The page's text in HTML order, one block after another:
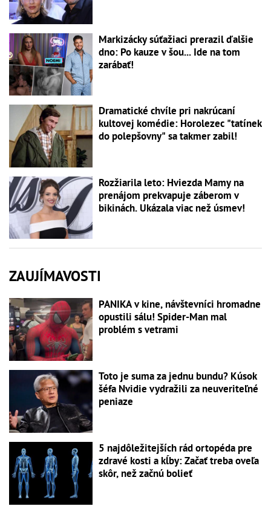
Markizácky súťažiaci prerazil ďalšie
dno: Po kauze v šou... Ide na tom
zarábať!
Dramatické chvíle pri nakrúcaní
kultovej komédie: Horolezec "tatínek
do polepšovny" sa takmer zabil!
Rozžiarila leto: Hviezda Mamy na
prenájom prekvapuje záberom v
bikinách. Ukázala viac než úsmev!
ZAUJÍMAVOSTI
PANIKA v kine, návštevníci hromadne
opustili sálu! Spider-Man mal
problém s vetrami
Toto je suma za jednu bundu? Kúsok
šéfa Nvidie vydražili za neuveriteľné
peniaze
5 najdôležitejších rád ortopéda pre
zdravé kosti a kĺby: Začať treba oveľa
skôr, než začnú bolieť